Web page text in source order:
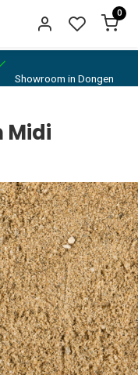
0
Showroom in Dongen
Midi